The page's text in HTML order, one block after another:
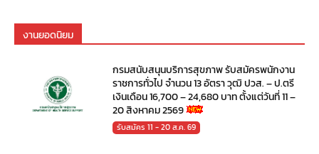
งานยอดนิยม
กรมสนับสนุนบริการสุขภาพ รับสมัครพนักงาน
ราชการทั่วไป จำนวน 13 อัตรา วุฒิ ปวส. – ป.ตรี
เงินเดือน 16,700 – 24,680 บาท ตั้งแต่วันที่ 11 –
20 สิงหาคม 2569
รับสมัคร 11 - 20 ส.ค. 69